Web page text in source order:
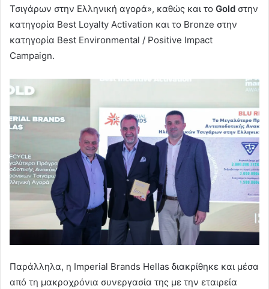
Τσιγάρων στην Ελληνική αγορά», καθώς και το Gold στην
κατηγορία Best Loyalty Activation και το Bronze στην
κατηγορία Best Environmental / Positive Impact
Campaign.
Παράλληλα, η Imperial Brands Hellas διακρίθηκε και μέσα
από τη μακροχρόνια συνεργασία της με την εταιρεία